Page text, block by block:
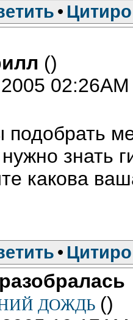
•
()
02:26AM
подобрать
знать
какова
•
ДОЖДЬ ()